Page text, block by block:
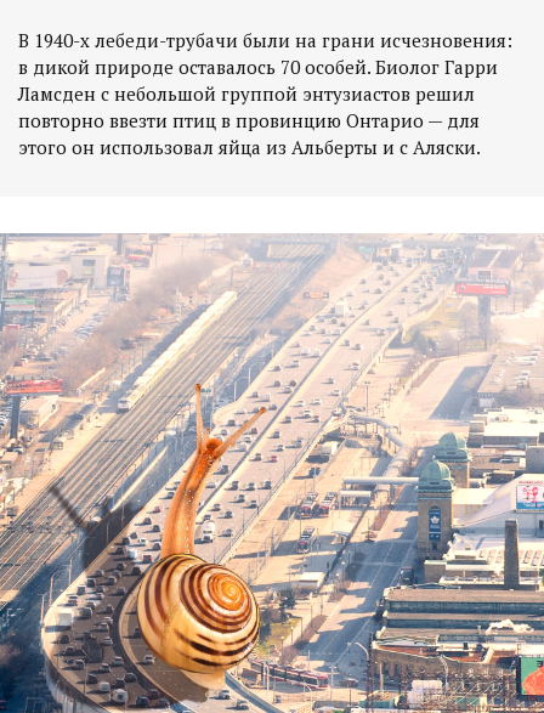
В 1940-х лебеди-трубачи были на грани исчезновения:
в дикой природе оставалось 70 особей. Биолог Гарри
Ламсден с небольшой группой энтузиастов решил
повторно ввезти птиц в провинцию Онтарио — для